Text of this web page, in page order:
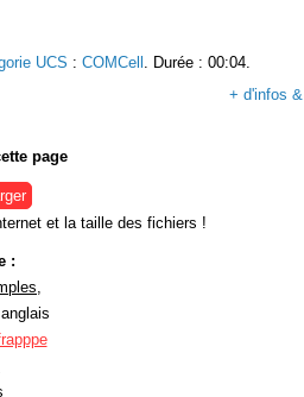
UCS : COMCell
. Durée : 00:04.
+ d'infos &
page
et la taille des fichiers !
: